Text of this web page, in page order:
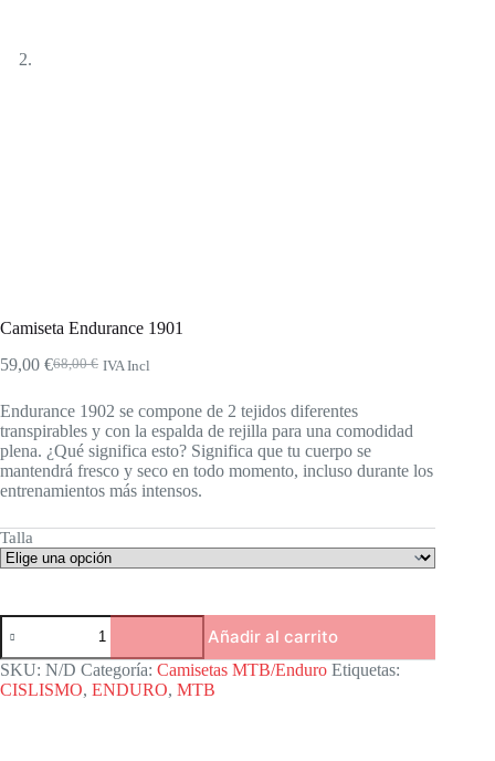
Camiseta Endurance 1901
68,00€
El
original
era:
68,00 €.
59,00 €El
actual
es:
59,00 €.
IVA Incl
Endurance 1902 se compone de 2 tejidos diferentes
transpirables y con la espalda de rejilla para una comodidad
plena. ¿Qué significa esto? Significa que tu cuerpo se
mantendrá fresco y seco en todo momento, incluso durante los
entrenamientos más intensos.
Talla
Camiseta
Endurance
1901
cantidad
Añadir al carrito
SKU: N/D Categoría: Camisetas MTB/Enduro Etiquetas:
CISLISMO, ENDURO, MTB